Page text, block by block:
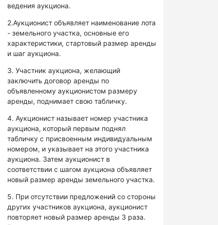
ведения аукциона.
2.Аукционист объявляет наименование лота
- земельного участка, основные его
характеристики, стартовый размер аренды
и шаг аукциона.
3. Участник аукциона, желающий
заключить договор аренды по
объявленному аукционистом размеру
аренды, поднимает свою табличку.
4. Аукционист называет номер участника
аукциона, который первым поднял
табличку с присвоенным индивидуальным
номером, и указывает на этого участника
аукциона. Затем аукционист в
соответствии с шагом аукциона объявляет
новый размер аренды земельного участка.
5. При отсутствии предложений со стороны
других участников аукциона, аукционист
повторяет новый размер аренды 3 раза.